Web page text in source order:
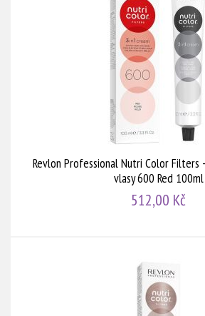
Revlon Professional Nutri Color Filters
vlasy 600 Red 100ml
512,00 Kč